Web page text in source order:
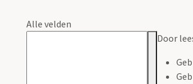
Alle velden
Door